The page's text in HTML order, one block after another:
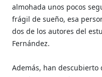
almohada unos pocos
frágil de sueño, esa
dos de los autores del
Fernández.
Además, han